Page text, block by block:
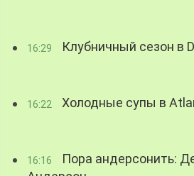
16:29 Клубничный сезон в
16:22 Холодные супы в
16:16
Пора андерсонить: